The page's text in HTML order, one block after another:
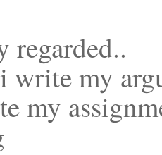
regarded..
write my
my